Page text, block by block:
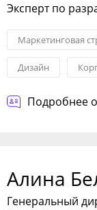
Эксперт по
Маркетинговая
Дизайн
Подробнее
Алина
Генеральный